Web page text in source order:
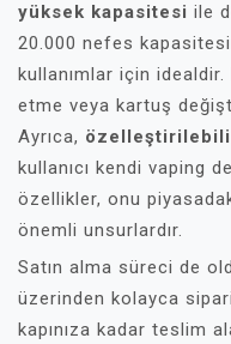
yüksek kapasitesi ile
20.000 nefes
kullanımlar için
etme veya kartuş
Ayrıca,
kullanıcı kendi vaping
özellikler, onu
önemli unsurlardır.
Satın alma süreci de
üzerinden kolayca
kapınıza kadar teslim